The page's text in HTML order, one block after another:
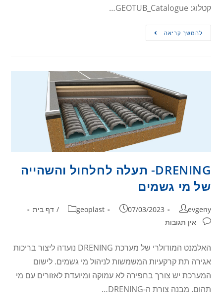
קטלוג: GEOTUB_Catalogue…
להמשך קריאה
DRENING- תעלה לחלחול והשהייה
של מי גשמים
evgeny
07/03/2023
geoplast
/ דף בית
אין תגובות
האלמנט המודולרי של מערכת DRENING נועדה ליצור בריכות
אגירה תת קרקעיות המשמשות לניהול מי גשמים. לישום
המערכת יש צורך בחפירה לא עמוקה ומיועדת לאזורים עם מי
תהום. מבנה צורת ה-DRENING…